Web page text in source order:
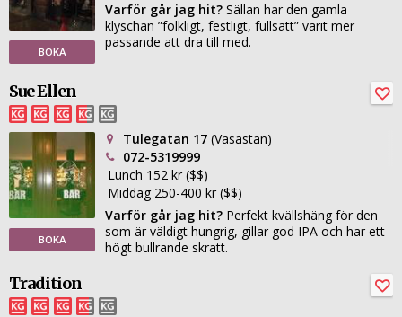
BOKA
Varför går jag hit? Sällan har den gamla
klyschan ”folkligt, festligt, fullsatt” varit mer
passande att dra till med.
Sue Ellen
BOKA
Tulegatan 17 (Vasastan)
072-5319999
Lunch 152 kr ($$)
Middag 250-400 kr ($$)
Varför går jag hit? Perfekt kvällshäng för den
som är väldigt hungrig, gillar god IPA och har ett
högt bullrande skratt.
Tradition